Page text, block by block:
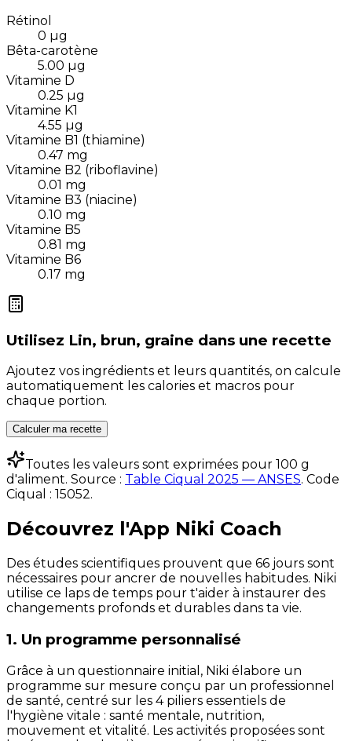
Rétinol
0 µg
Bêta-carotène
5.00 µg
Vitamine D
0.25 µg
Vitamine K1
4.55 µg
Vitamine B1 (thiamine)
0.47 mg
Vitamine B2 (riboflavine)
0.01 mg
Vitamine B3 (niacine)
0.10 mg
Vitamine B5
0.81 mg
Vitamine B6
0.17 mg
Utilisez Lin, brun, graine dans une recette
Ajoutez vos ingrédients et leurs quantités, on calcule
automatiquement les calories et macros pour
chaque portion.
Calculer ma recette
Toutes les valeurs sont exprimées pour 100 g
d'aliment. Source : Table Ciqual 2025 — ANSES. Code
Ciqual : 15052.
Découvrez l'App Niki Coach
Des études scientifiques prouvent que 66 jours sont
nécessaires pour ancrer de nouvelles habitudes. Niki
utilise ce laps de temps pour t'aider à instaurer des
changements profonds et durables dans ta vie.
1. Un programme personnalisé
Grâce à un questionnaire initial, Niki élabore un
programme sur mesure conçu par un professionnel
de santé, centré sur les 4 piliers essentiels de
l'hygiène vitale : santé mentale, nutrition,
mouvement et vitalité. Les activités proposées sont